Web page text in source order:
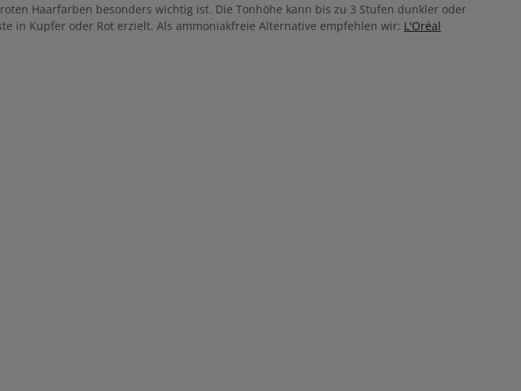
Haarfarben besonders wichtig ist. Die Tonhöhe kann bis zu 3 Stufen dunkler oder
in Kupfer oder Rot erzielt. Als ammoniakfreie Alternative empfehlen wir: L'Oréal